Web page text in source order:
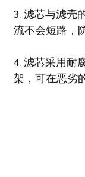
3. 滤芯与滤壳
流不会短路，
4. 滤芯采用耐
架，可在恶劣